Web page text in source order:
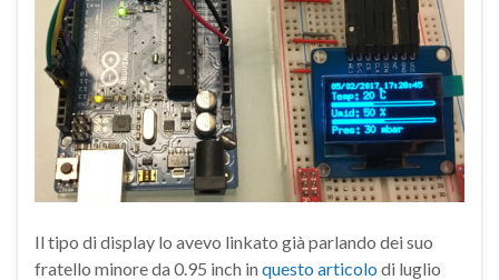
Il tipo di display lo avevo linkato già parlando dei suo
fratello minore da 0.95 inch in questo articolo di luglio